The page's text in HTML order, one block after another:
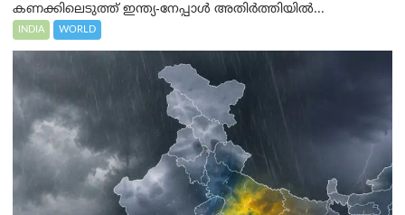
കണക്കിലെടുത്ത് ഇന്ത്യ-നേപ്പാൾ അതിർത്തിയിൽ...
INDIA WORLD